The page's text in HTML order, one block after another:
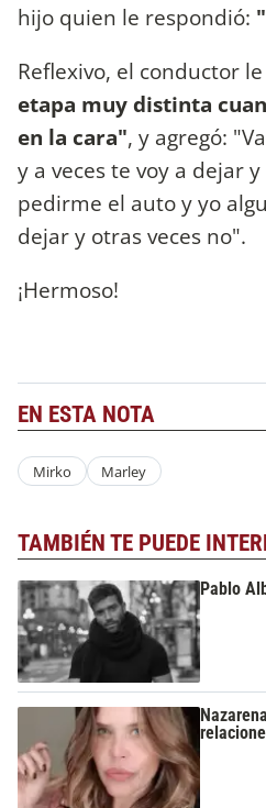
hijo quien le respondió:
Reflexivo, el conductor
etapa muy distinta
en la cara", y agregó:
y a veces te voy a dejar
pedirme el auto y yo
dejar y otras veces no".
¡Hermoso!
EN ESTA NOTA
Mirko Marley
TAMBIÉN TE PUEDE
Pablo